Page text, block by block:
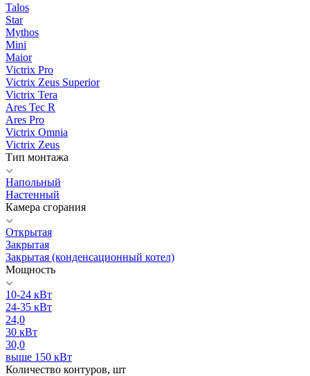
Talos
Star
Mythos
Mini
Maior
Victrix Pro
Victrix Zeus Superior
Victrix Tera
Ares Tec R
Ares Pro
Victrix Omnia
Victrix Zeus
Тип монтажа
Напольный
Настенный
Камера сгорания
Открытая
Закрытая
Закрытая (конденсационный котел)
Мощность
10-24 кВт
24-35 кВт
24,0
30 кВт
30,0
выше 150 кВт
Количество контуров, шт